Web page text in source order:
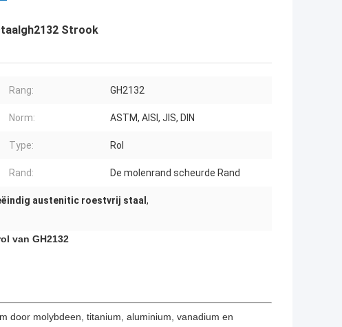
Strook
Rang: GH2132
Norm: ASTM, AISI, JIS, DIN
Type: Rol
Rand: De molenrand scheurde Rand
austenitic roestvrij staal ,
van GH2132
door molybdeen, titanium, aluminium, vanadium en